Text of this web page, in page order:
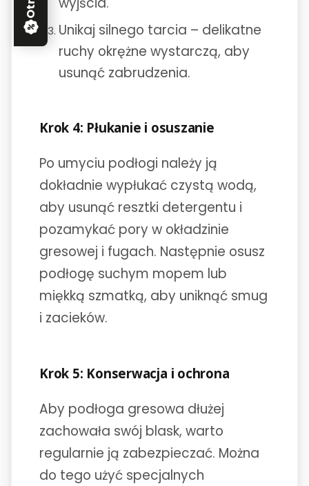
Unikaj silnego tarcia – delikatne
ruchy okrężne wystarczą, aby
usunąć zabrudzenia.
Krok 4: Płukanie i osuszanie
Po umyciu podłogi należy ją
dokładnie wypłukać czystą wodą,
aby usunąć resztki detergentu i
pozamykać pory w okładzinie
gresowej i fugach. Następnie osusz
podłogę suchym mopem lub
miękką szmatką, aby uniknąć smug
i zacieków.
Krok 5: Konserwacja i ochrona
Aby podłoga gresowa dłużej
zachowała swój blask, warto
regularnie ją zabezpieczać. Można
do tego użyć specjalnych